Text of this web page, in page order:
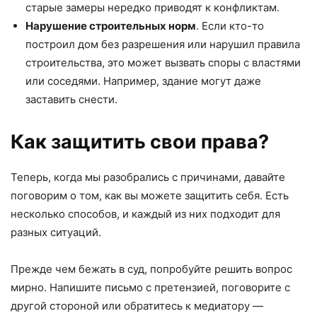
старые замеры нередко приводят к конфликтам.
Нарушение строительных норм. Если кто-то
построил дом без разрешения или нарушил правила
строительства, это может вызвать споры с властями
или соседями. Например, здание могут даже
заставить снести.
Как защитить свои права?
Теперь, когда мы разобрались с причинами, давайте
поговорим о том, как вы можете защитить себя. Есть
несколько способов, и каждый из них подходит для
разных ситуаций.
Прежде чем бежать в суд, попробуйте решить вопрос
мирно. Напишите письмо с претензией, поговорите с
другой стороной или обратитесь к медиатору —